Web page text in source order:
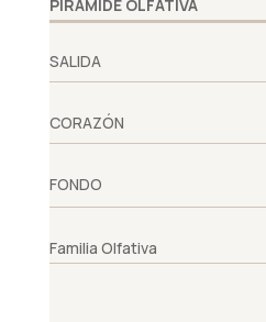
PIRÁMIDE OLFATIVA
SALIDA
CORAZÓN
FONDO
Familia Olfativa